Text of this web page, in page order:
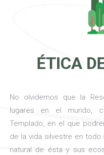
ÉTICA
No olvidemos que la
lugares en el mundo,
Templado, en el que
de la vida silvestre en
natural de ésta y sus